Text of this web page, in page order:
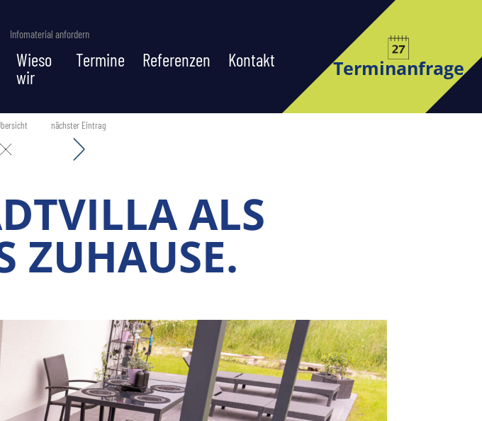
Infomaterial anfordern
Wieso
wir
Termine Referenzen Kontakt Terminanfrage
nächster Eintrag
ALS
ZUHAUSE.